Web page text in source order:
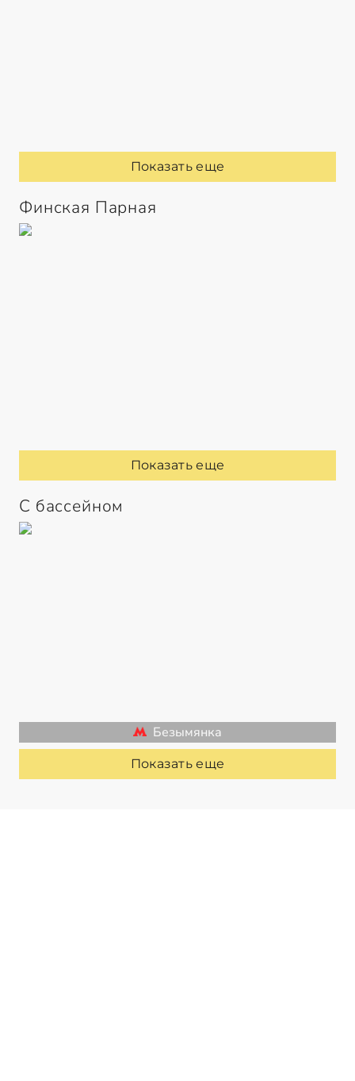
Показать еще
Финская Парная
Показать еще
С бассейном
Безымянка
Показать еще